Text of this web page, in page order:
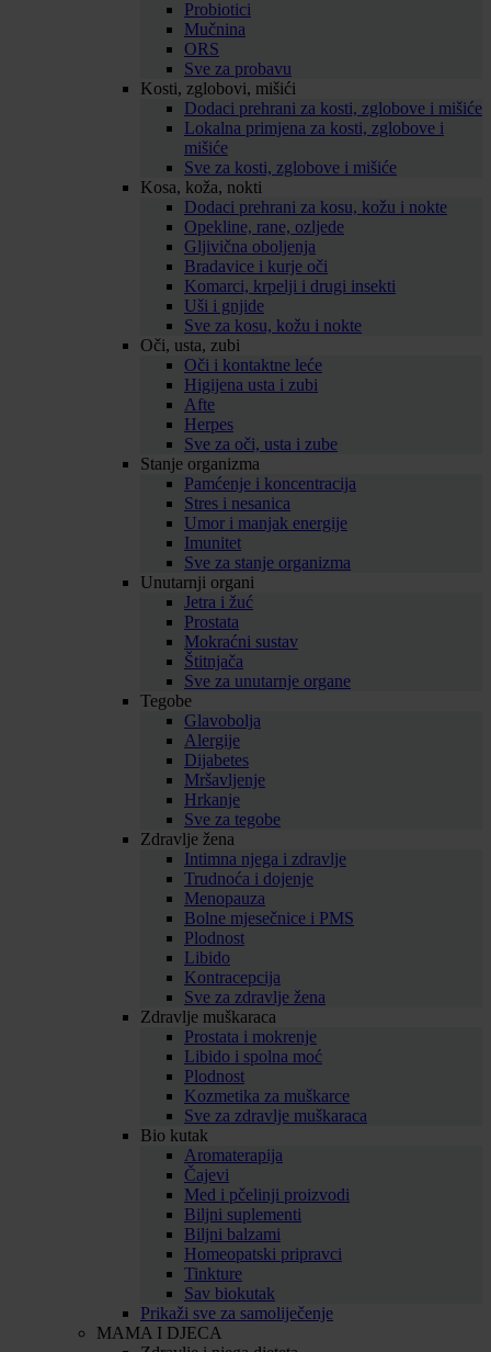
Probiotici
Mučnina
ORS
Sve za probavu
Kosti, zglobovi, mišići
Dodaci prehrani za kosti, zglobove i mišiće
Lokalna primjena za kosti, zglobove i
mišiće
Sve za kosti, zglobove i mišiće
Kosa, koža, nokti
Dodaci prehrani za kosu, kožu i nokte
Opekline, rane, ozljede
Gljivična oboljenja
Bradavice i kurje oči
Komarci, krpelji i drugi insekti
Uši i gnjide
Sve za kosu, kožu i nokte
Oči, usta, zubi
Oči i kontaktne leće
Higijena usta i zubi
Afte
Herpes
Sve za oči, usta i zube
Stanje organizma
Pamćenje i koncentracija
Stres i nesanica
Umor i manjak energije
Imunitet
Sve za stanje organizma
Unutarnji organi
Jetra i žuć
Prostata
Mokraćni sustav
Štitnjača
Sve za unutarnje organe
Tegobe
Glavobolja
Alergije
Dijabetes
Mršavljenje
Hrkanje
Sve za tegobe
Zdravlje žena
Intimna njega i zdravlje
Trudnoća i dojenje
Menopauza
Bolne mjesečnice i PMS
Plodnost
Libido
Kontracepcija
Sve za zdravlje žena
Zdravlje muškaraca
Prostata i mokrenje
Libido i spolna moć
Plodnost
Kozmetika za muškarce
Sve za zdravlje muškaraca
Bio kutak
Aromaterapija
Čajevi
Med i pčelinji proizvodi
Biljni suplementi
Biljni balzami
Homeopatski pripravci
Tinkture
Sav biokutak
Prikaži sve za samoliječenje
MAMA I DJECA